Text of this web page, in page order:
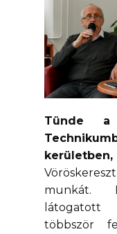
Tünde a
munkát.
látogatott
többször